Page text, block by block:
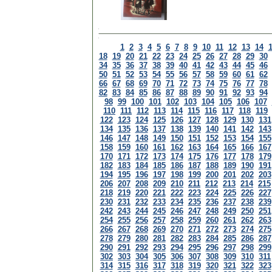
1 2 3 4 5 6 7 8 9 10 11 12 13 14
18 19 20 21 22 23 24 25 26 27 28 29 30
34 35 36 37 38 39 40 41 42 43 44 45 46
50 51 52 53 54 55 56 57 58 59 60 61 62
66 67 68 69 70 71 72 73 74 75 76 77 78
82 83 84 85 86 87 88 89 90 91 92 93 94
98 99 100 101 102 103 104 105 106 107
110 111 112 113 114 115 116 117 118 119
122 123 124 125 126 127 128 129 130 131
134 135 136 137 138 139 140 141 142 143
146 147 148 149 150 151 152 153 154 155
158 159 160 161 162 163 164 165 166 167
170 171 172 173 174 175 176 177 178 179
182 183 184 185 186 187 188 189 190 191
194 195 196 197 198 199 200 201 202 203
206 207 208 209 210 211 212 213 214 215
218 219 220 221 222 223 224 225 226 227
230 231 232 233 234 235 236 237 238 239
242 243 244 245 246 247 248 249 250 251
254 255 256 257 258 259 260 261 262 263
266 267 268 269 270 271 272 273 274 275
278 279 280 281 282 283 284 285 286 287
290 291 292 293 294 295 296 297 298 299
302 303 304 305 306 307 308 309 310 311
314 315 316 317 318 319 320 321 322 323